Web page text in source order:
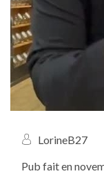
LorineB27
Pub fait en